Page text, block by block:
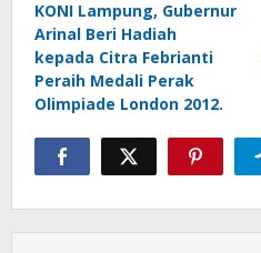
KONI Lampung, Gubernur
Arinal Beri Hadiah
kepada Citra Febrianti
Peraih Medali Perak
Olimpiade London 2012.